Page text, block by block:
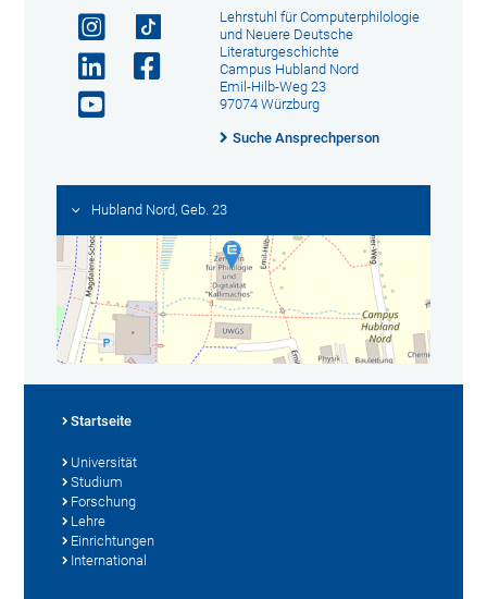
Lehrstuhl für Computerphilologie
und Neuere Deutsche
Literaturgeschichte
Campus Hubland Nord
Emil-Hilb-Weg 23
97074 Würzburg
Suche Ansprechperson
Hubland Nord, Geb. 23
Startseite
Universität
Studium
Forschung
Lehre
Einrichtungen
International